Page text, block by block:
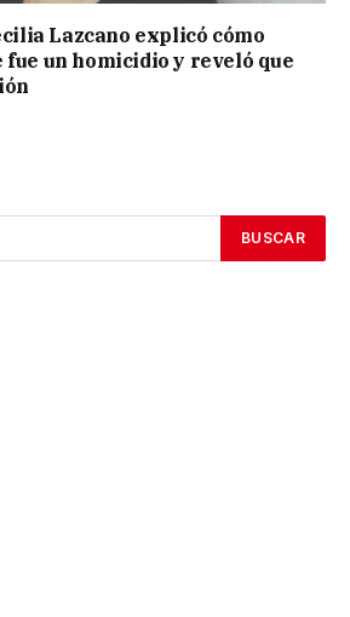
Lazcano explicó cómo
fue un homicidio y reveló que